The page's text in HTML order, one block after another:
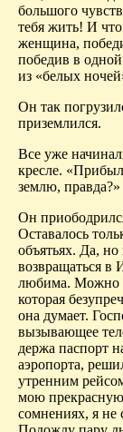
большого
тебя жить! И
женщина,
победив в одной
из «белых
Он так
приземлился.
Все уже
кресле.
землю, правда?»
Он
Оставалось
объятьях. Да,
возвращаться в
любима. Можно
которая
она думает.
вызывающее
держа паспорт
аэропорта,
утренним
мою прекрасную
сомнениях, я не